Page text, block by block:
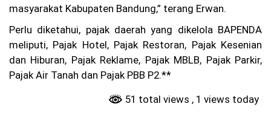
Ta
hu
n
20
26
W
ga
Ba
masyarakat Kabupaten Bandung,” terang Erwan.
Perlu diketahui, pajak daerah yang dikelola BAPENDA
meliputi, Pajak Hotel, Pajak Restoran, Pajak Kesenian
dan Hiburan, Pajak Reklame, Pajak MBLB, Pajak Parkir,
Pajak Air Tanah dan Pajak PBB P2.**
51 total views , 1 views today